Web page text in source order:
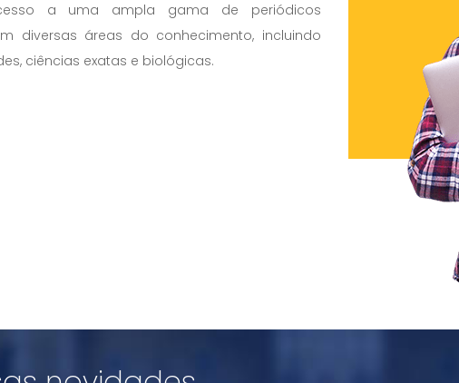
a uma ampla gama de periódicos
diversas áreas do conhecimento, incluindo
ciências exatas e biológicas.